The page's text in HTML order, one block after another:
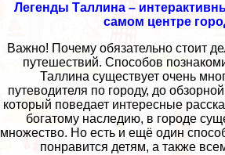
Легенды Таллина –
самом центре
Важно! Почему обязательно стоит
путешествий. Способов
Таллина существует очень
путеводителя по городу, до
который поведает интересные
богатому наследию, в городе
множество. Но есть и ещё один
понравится детям, а также